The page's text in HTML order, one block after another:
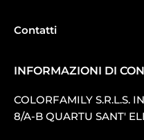
Contatti
INFORMAZIONI DI
COLORFAMILY S.R.L.S.
8/A-B QUARTU SANT′